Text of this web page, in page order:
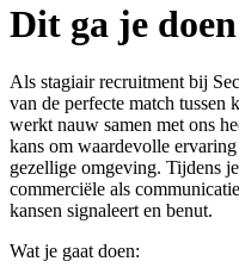
Dit ga je doen
Als stagiair recruitment bij
van de perfecte match tussen
werkt nauw samen met ons
kans om waardevolle
gezellige omgeving. Tijdens
commerciële als
kansen signaleert en benut.
Wat je gaat doen: